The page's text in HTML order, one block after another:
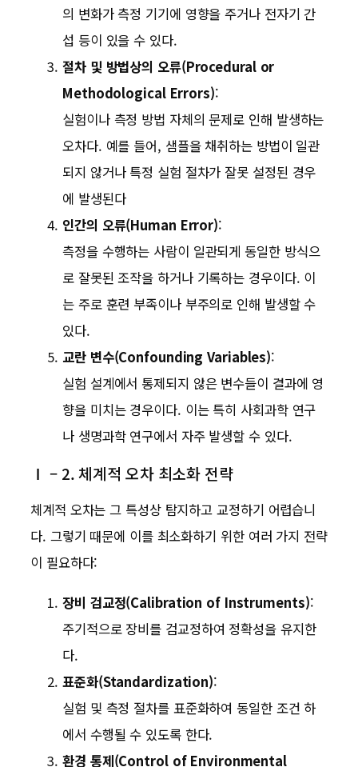
의 변화가 측정 기기에 영향을 주거나 전자기 간
섭 등이 있을 수 있다.
절차 및 방법상의 오류(Procedural or
Methodological Errors):
실험이나 측정 방법 자체의 문제로 인해 발생하는
오차다. 예를 들어, 샘플을 채취하는 방법이 일관
되지 않거나 특정 실험 절차가 잘못 설정된 경우
에 발생된다
인간의 오류(Human Error):
측정을 수행하는 사람이 일관되게 동일한 방식으
로 잘못된 조작을 하거나 기록하는 경우이다. 이
는 주로 훈련 부족이나 부주의로 인해 발생할 수
있다.
교란 변수(Confounding Variables):
실험 설계에서 통제되지 않은 변수들이 결과에 영
향을 미치는 경우이다. 이는 특히 사회과학 연구
나 생명과학 연구에서 자주 발생할 수 있다.
Ⅰ – 2. 체계적 오차 최소화 전략
체계적 오차는 그 특성상 탐지하고 교정하기 어렵습니
다. 그렇기 때문에 이를 최소화하기 위한 여러 가지 전략
이 필요하다:
장비 검교정(Calibration of Instruments):
주기적으로 장비를 검교정하여 정확성을 유지한
다.
표준화(Standardization):
실험 및 측정 절차를 표준화하여 동일한 조건 하
에서 수행될 수 있도록 한다.
환경 통제(Control of Environmental